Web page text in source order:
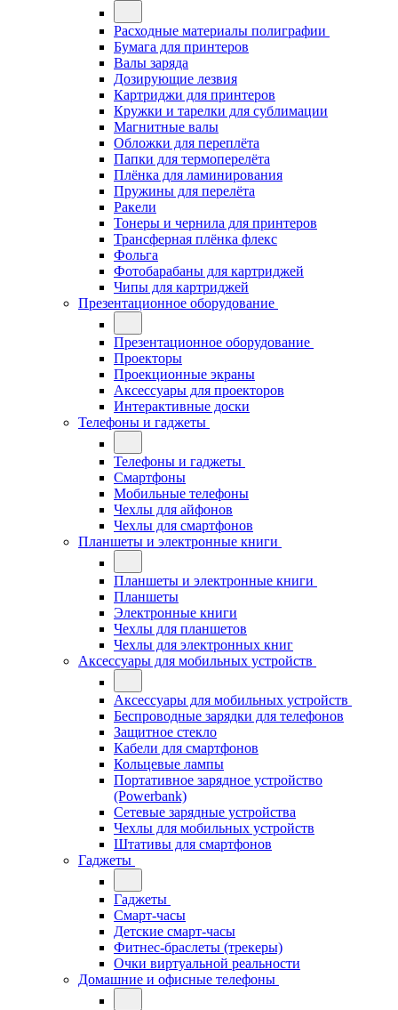
Расходные материалы полиграфии
Бумага для принтеров
Валы заряда
Дозирующие лезвия
Картриджи для принтеров
Кружки и тарелки для сублимации
Магнитные валы
Обложки для переплёта
Папки для термоперелёта
Плёнка для ламинирования
Пружины для перелёта
Ракели
Тонеры и чернила для принтеров
Трансферная плёнка флекс
Фольга
Фотобарабаны для картриджей
Чипы для картриджей
Презентационное оборудование
Презентационное оборудование
Проекторы
Проекционные экраны
Аксессуары для проекторов
Интерактивные доски
Телефоны и гаджеты
Телефоны и гаджеты
Смартфоны
Мобильные телефоны
Чехлы для айфонов
Чехлы для смартфонов
Планшеты и электронные книги
Планшеты и электронные книги
Планшеты
Электронные книги
Чехлы для планшетов
Чехлы для электронных книг
Аксессуары для мобильных устройств
Аксессуары для мобильных устройств
Беспроводные зарядки для телефонов
Защитное стекло
Кабели для смартфонов
Кольцевые лампы
Портативное зарядное устройство
(Powerbank)
Сетевые зарядные устройства
Чехлы для мобильных устройств
Штативы для смартфонов
Гаджеты
Гаджеты
Смарт-часы
Детские смарт-часы
Фитнес-браслеты (трекеры)
Очки виртуальной реальности
Домашние и офисные телефоны